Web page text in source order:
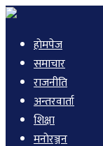
हाेमपेज
समाचार
राजनीति
अन्तरवार्ता
शिक्षा
मनाेरञ्जन